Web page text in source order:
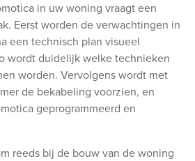
in uw woning vraagt een
Eerst worden de verwachtingen in
een technisch plan visueel
wordt duidelijk welke technieken
worden. Vervolgens wordt met
de bekabeling voorzien, en
geprogrammeerd en
reeds bij de bouw van de woning